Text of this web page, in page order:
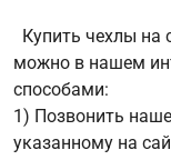
Купить чехлы на
можно в нашем
способами:
1) Позвонить
указанному на